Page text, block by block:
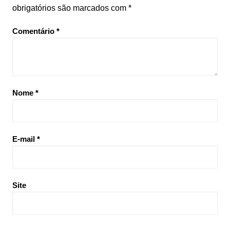
obrigatórios são marcados com *
Comentário *
Nome *
E-mail *
Site